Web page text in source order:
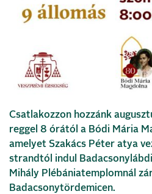
Csatlakozzon hozzánk
reggel 8 órától a Bódi Mária
amelyet Szakács Péter atya
strandtól indul
Mihály Plébániatemplomnál
Badacsonytördemicen.